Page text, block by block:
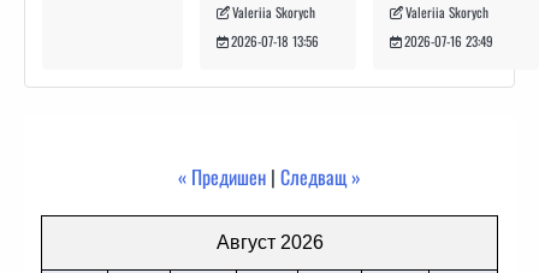
Valeriia Skorych
2026-07-18 13:56
Valeriia Skorych
2026-07-16 23:49
« Предишен | Следващ »
Август 2026